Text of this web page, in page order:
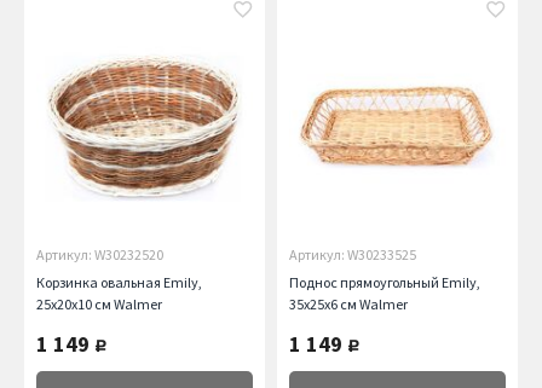
Артикул: W30232520
Корзинка овальная Emily,
25x20x10 см Walmer
1 149 руб.
Артикул: W30233525
Поднос прямоугольный Emily,
35x25x6 см Walmer
1 149 руб.